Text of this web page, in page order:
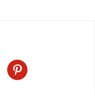
pinterest